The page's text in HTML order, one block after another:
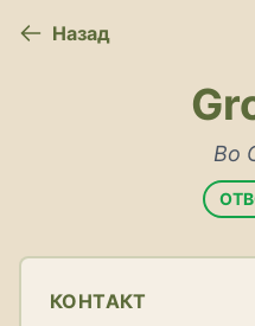
Назад
Во
КОНТАКТ